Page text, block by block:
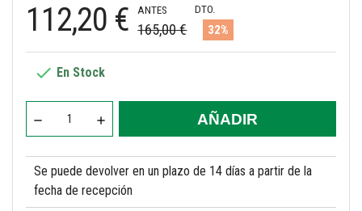
112,20 € ANTES
165,00 €
DTO.
32%
 En Stock
AÑADIR
Se puede devolver en un plazo de 14 días a partir de la
fecha de recepción